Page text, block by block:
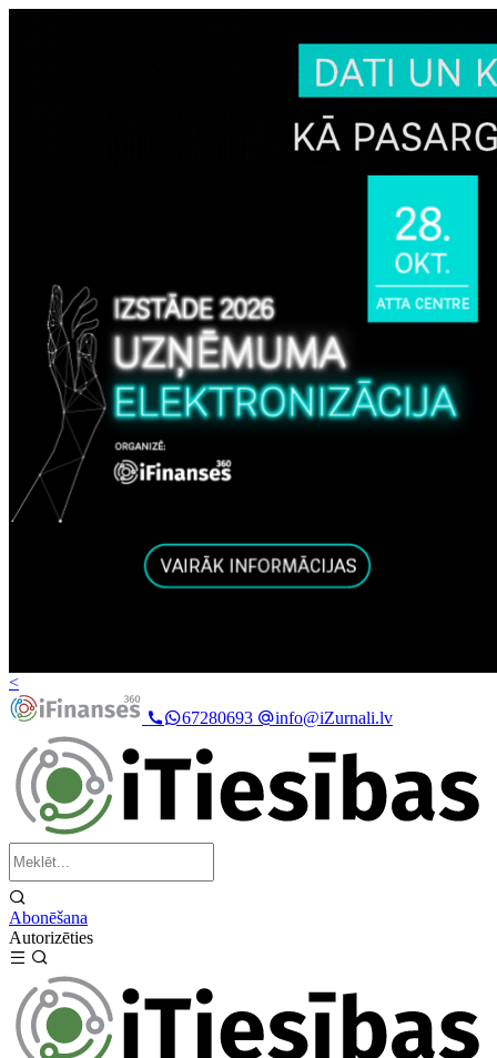
<
67280693
info@iZurnali.lv
Abonēšana
Autorizēties